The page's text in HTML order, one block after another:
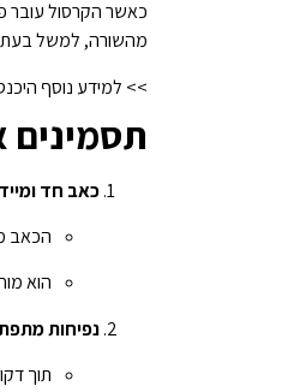
כאשר הקרסול עובר
מהשורה, למשל בעת
>> למידע נוסף
תסמינים
כאב חד
הכאב
הוא
נפיחות
תוך